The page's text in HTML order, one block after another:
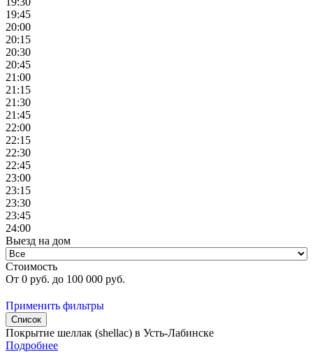
19:45
20:00
20:15
20:30
20:45
21:00
21:15
21:30
21:45
22:00
22:15
22:30
22:45
23:00
23:15
23:30
23:45
24:00
Выезд на дом
Стоимость
От 0 руб. до 100 000 руб.
Применить фильтры
Список
Покрытие шеллак (shellac) в Усть-Лабинске
Подробнее